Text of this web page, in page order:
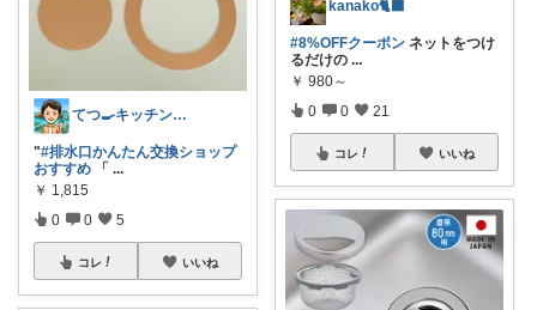
てつ🍳キッチンアイテム｜アイコン変更
"#排水口かんたん交換ショップ
おすすめ 「 ...
￥ 1,815
0 0 5
コレ いいね
kanako🐈‍⬛
#8%OFFクーポン ネットをつけ
るだけの ...
￥ 980～
0 0 21
コレ いいね